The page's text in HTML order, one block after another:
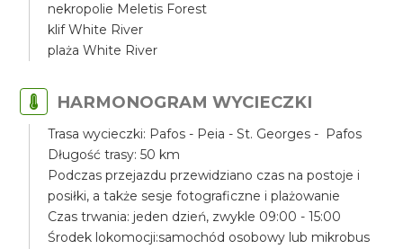
nekropolie Meletis Forest
klif White River
plaża White River
HARMONOGRAM WYCIECZKI
Trasa wycieczki: Pafos - Peia - St. Georges - Pafos
Długość trasy: 50 km
Podczas przejazdu przewidziano czas na postoje i
posiłki, a także sesje fotograficzne i plażowanie
Czas trwania: jeden dzień, zwykle 09:00 - 15:00
Środek lokomocji:samochód osobowy lub mikrobus